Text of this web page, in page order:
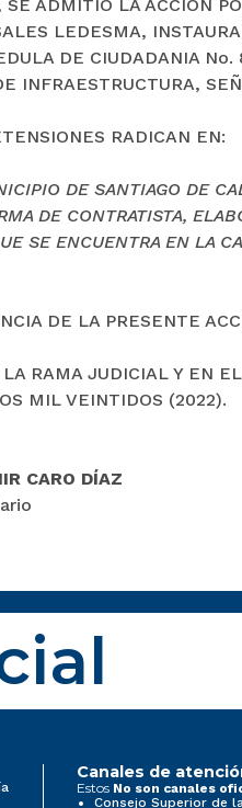
ADMITIÓ LA ACCIÓN
LEDESMA,
DE CIUDADANIA
INFRAESTRUCTURA,
RADICAN EN:
DE SANTIAGO DE
DE CONTRATISTA,
SE ENCUENTRA EN LA
DE LA PRESENTE
RAMA JUDICIAL Y EN
MIL VEINTIDOS (2022).
CARO DÍAZ
Canales de
Estos No son canales
Consejo Superior de